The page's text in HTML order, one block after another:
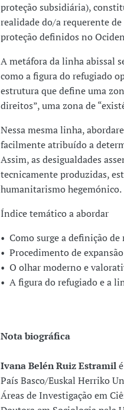
proteção subsidiária),
realidade do/a requerente
proteção definidos no
A metáfora da linha abissal
como a figura do refugiado
estrutura que define uma
direitos”, uma zona de
Nessa mesma linha,
facilmente atribuído a
Assim, as desigualdades
tecnicamente produzidas,
humanitarismo hegemónico.
Índice temático a abordar
• Como surge a definição de
• Procedimento de
• O olhar moderno e
• A figura do refugiado e a
Nota biográfica
Ivana Belén Ruiz Estramilé
País Basco/Euskal Herriko
Áreas de Investigação em